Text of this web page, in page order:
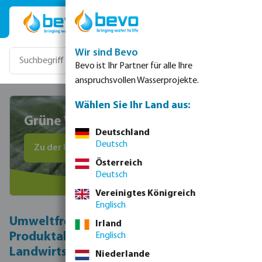
Zum Hauptinhalt springen
Grüne Wahl im Agrarsektor
Zu der Übersicht
Umweltfreundlichere
Produktalternativen in der
Landwirtschaft
Wir sind Bevo
Bevo ist Ihr Partner für alle Ihre
anspruchsvollen Wasserprojekte.
Wählen Sie Ihr Land aus:
Deutschland
Deutsch
Österreich
Deutsch
Vereinigtes Königreich
Englisch
Irland
Englisch
Niederlande